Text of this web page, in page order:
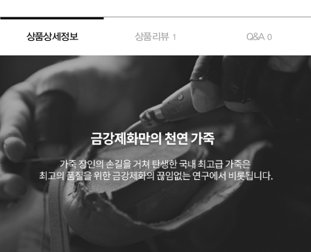
상품상세정보 상품리뷰 1 Q&A0